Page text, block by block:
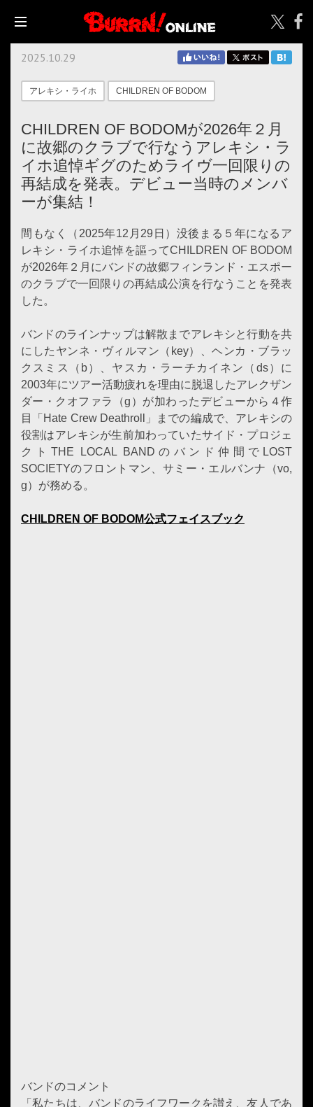
2025.10.29
アレキシ・ライホ CHILDREN OF BODOM
CHILDREN OF BODOMが2026年２月
に故郷のクラブで行なうアレキシ・ラ
イホ追悼ギグのためライヴ一回限りの
再結成を発表。デビュー当時のメンバ
ーが集結！
間もなく（2025年12月29日）没後まる５年になるア
レキシ・ライホ追悼を謳ってCHILDREN OF BODOM
が2026年２月にバンドの故郷フィンランド・エスポー
のクラブで一回限りの再結成公演を行なうことを発表
した。
バンドのラインナップは解散までアレキシと行動を共
にしたヤンネ・ヴィルマン（key）、ヘンカ・ブラッ
クスミス（b）、ヤスカ・ラーチカイネン（ds）に
2003年にツアー活動疲れを理由に脱退したアレクザン
ダー・クオファラ（g）が加わったデビューから４作
目「Hate Crew Deathroll」までの編成で、アレキシの
役割はアレキシが生前加わっていたサイド・プロジェ
クトTHE LOCAL BANDのバンド仲間でLOST
SOCIETYのフロントマン、サミー・エルバンナ（vo,
g）が務める。
CHILDREN OF BODOM公式フェイスブック
バンドのコメント
「私たちは、バンドのライフワークを讃え、友人であ